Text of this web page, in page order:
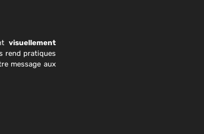
visuellement
rend pratiques
message aux